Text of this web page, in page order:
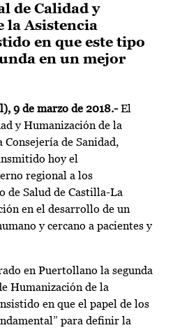
de Calidad y
la Asistencia
en que este tipo
en un mejor
9 de marzo de 2018.- El
y Humanización de la
de Sanidad,
hoy el
regional a los
de Salud de Castilla-La
en el desarrollo de un
y cercano a pacientes y
en Puertollano la segunda
Humanización de la
en que el papel de los
para definir la